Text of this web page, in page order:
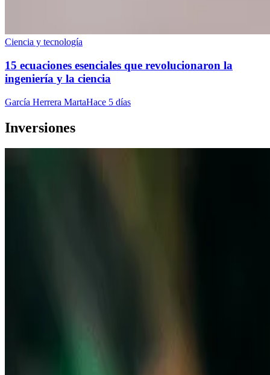
Ciencia y tecnología
15 ecuaciones esenciales que revolucionaron la
ingeniería y la ciencia
García Herrera MartaHace 5 días
Inversiones